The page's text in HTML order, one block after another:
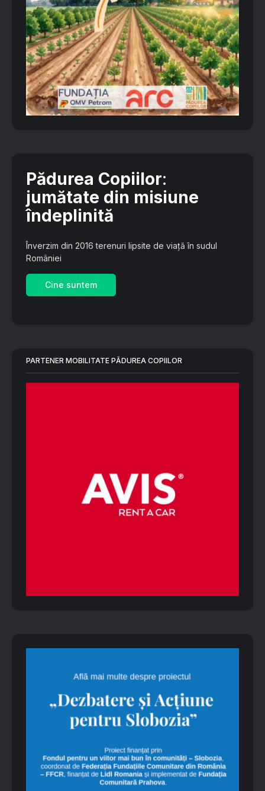
Pădurea Copiilor:
jumătate din misiune
îndeplinită
Înverzim din 2016 terenuri lipsite de viață în sudul
României
Cine suntem
PARTENER MOBILITATE PĂDUREA COPIILOR